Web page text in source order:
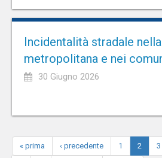
Incidentalità stradale
metropolitana e nei
30 Giugno 2026
« prima ‹ precedente 1 2 3